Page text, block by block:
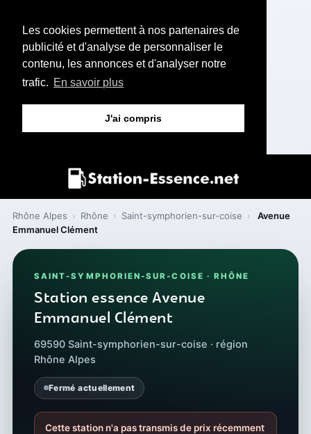
Les cookies permettent à nos partenaires de
publicité et d'analyse de personnaliser le
contenu, les annonces et d'analyser notre
trafic. En savoir plus
J'ai compris
Rhône Alpes › Rhône › Saint-symphorien-sur-coise ›
Avenue
Emmanuel Clément
SAINT-SYMPHORIEN-SUR-COISE · RHÔNE
Station essence Avenue
Emmanuel Clément
69590 Saint-symphorien-sur-coise · région
Rhône Alpes
Fermé actuellement
Cette station n'a pas transmis de prix récemment